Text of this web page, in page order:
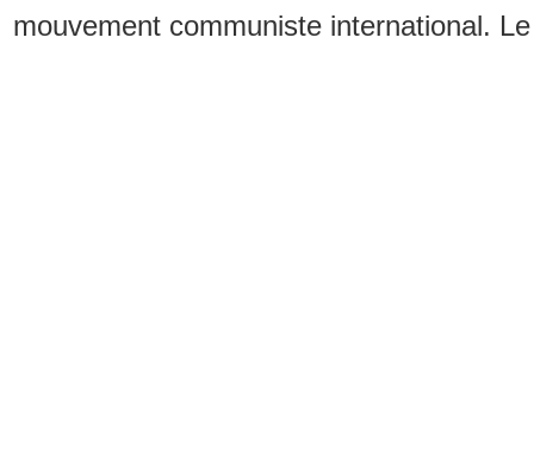
mouvement communiste international.